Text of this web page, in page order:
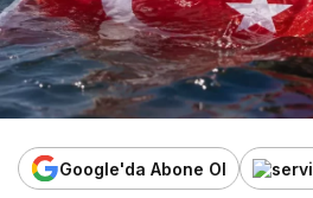
Google'da Abone Ol